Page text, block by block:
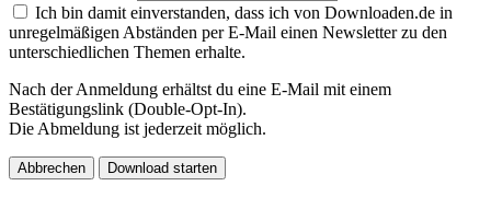
Ich bin damit einverstanden, dass ich von Downloaden.de in
unregelmäßigen Abständen per E-Mail einen Newsletter zu den
unterschiedlichen Themen erhalte.
Nach der Anmeldung erhältst du eine E-Mail mit einem
Bestätigungslink (Double-Opt-In).
Die Abmeldung ist jederzeit möglich.
Abbrechen Download starten